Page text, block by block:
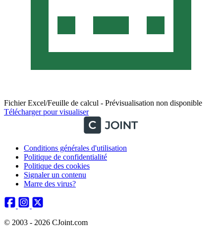
Fichier Excel/Feuille de calcul - Prévisualisation non disponible
Télécharger pour visualiser
Conditions générales d'utilisation
Politique de confidentialité
Politique des cookies
Signaler un contenu
Marre des virus?
© 2003 - 2026 CJoint.com